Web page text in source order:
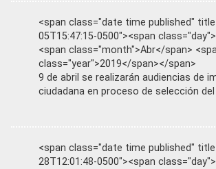
<span class="date time published"
05T15:47:15-0500"><span
<span class="month">Abr</span>
class="year">2019</span></span>
9 de abril se realizarán audiencias de
ciudadana en proceso de selección del
<span class="date time published"
28T12:01:48-0500"><span